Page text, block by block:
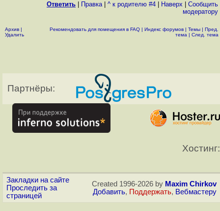
Ответить Правка| ^ к родителю #4 Наверх
Cообщить
модератору
Архив |
Удалить
Рекомендовать для помещения в FAQ | Индекс форумов | Темы | Пред.
тема | След. тема
Партнёры:
Хостинг:
Закладки на сайте
Проследить за
страницей
Created 1996-2026 by Maxim Chirkov
Добавить, Поддержать, Вебмастеру